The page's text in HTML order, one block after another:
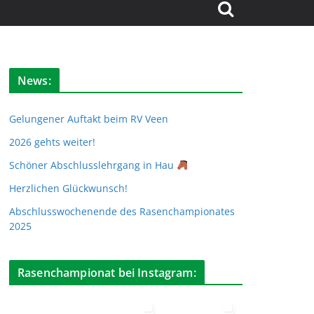
News:
Gelungener Auftakt beim RV Veen
2026 gehts weiter!
Schöner Abschlusslehrgang in Hau
Herzlichen Glückwunsch!
Abschlusswochenende des Rasenchampionates
2025
Rasenchampionat bei Instagram: